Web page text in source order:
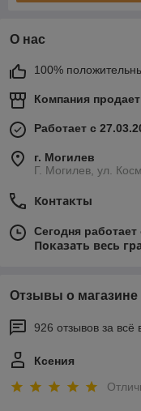
О нас
100%
Компания
Работает с
г. Могилев
Г. Могилев, ул.
Контакты
Сегодня
Показать весь
Отзывы о магазине
926 отзывов за всё
Ксения